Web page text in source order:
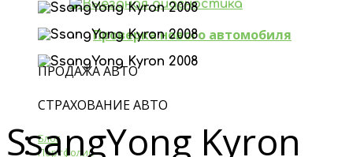
Проверка нового автомобиля
ПРОДАЖА АВТО
СТРАХОВАНИЕ АВТО
Блог
Портфолио
SsangYong Kyron